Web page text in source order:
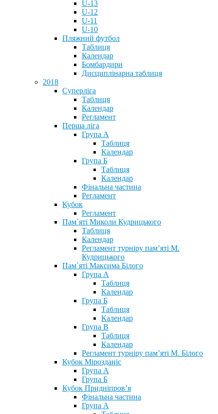
U-13
U-12
U-11
U-10
Пляжний футбол
Таблиця
Календар
Бомбардири
Дисциплінарна таблиця
2018
Суперліга
Таблиця
Календар
Регламент
Перша ліга
Група А
Таблиця
Календар
Група Б
Таблиця
Календар
Фінальна частина
Регламент
Кубок
Регламент
Пам`яті Миколи Кудрицького
Таблиця
Календар
Регламент турніру пам’яті М.
Кудрицького
Пам`яті Максима Білого
Група А
Таблиця
Календар
Група Б
Таблиця
Календар
Група В
Таблиця
Календар
Регламент турніру пам’яті М. Білого
Кубок Мірозданіє
Група А
Група Б
Кубок Придніпров’я
Фінальна частина
Група А